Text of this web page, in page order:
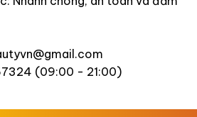
(09:00 - 21:00)